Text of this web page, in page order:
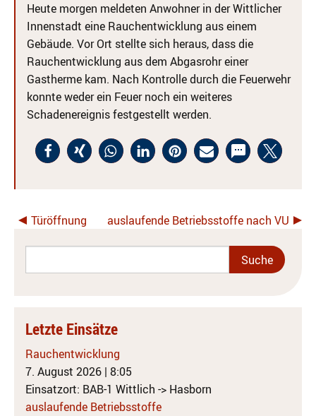
Heute morgen meldeten Anwohner in der Wittlicher
Innenstadt eine Rauchentwicklung aus einem
Gebäude. Vor Ort stellte sich heraus, dass die
Rauchentwicklung aus dem Abgasrohr einer
Gastherme kam. Nach Kontrolle durch die Feuerwehr
konnte weder ein Feuer noch ein weiteres
Schadenereignis festgestellt werden.
Türöffnung auslaufende Betriebsstoffe nach VU
Letzte Einsätze
Rauchentwicklung
7. August 2026 | 8:05
Einsatzort: BAB-1 Wittlich -> Hasborn
auslaufende Betriebsstoffe